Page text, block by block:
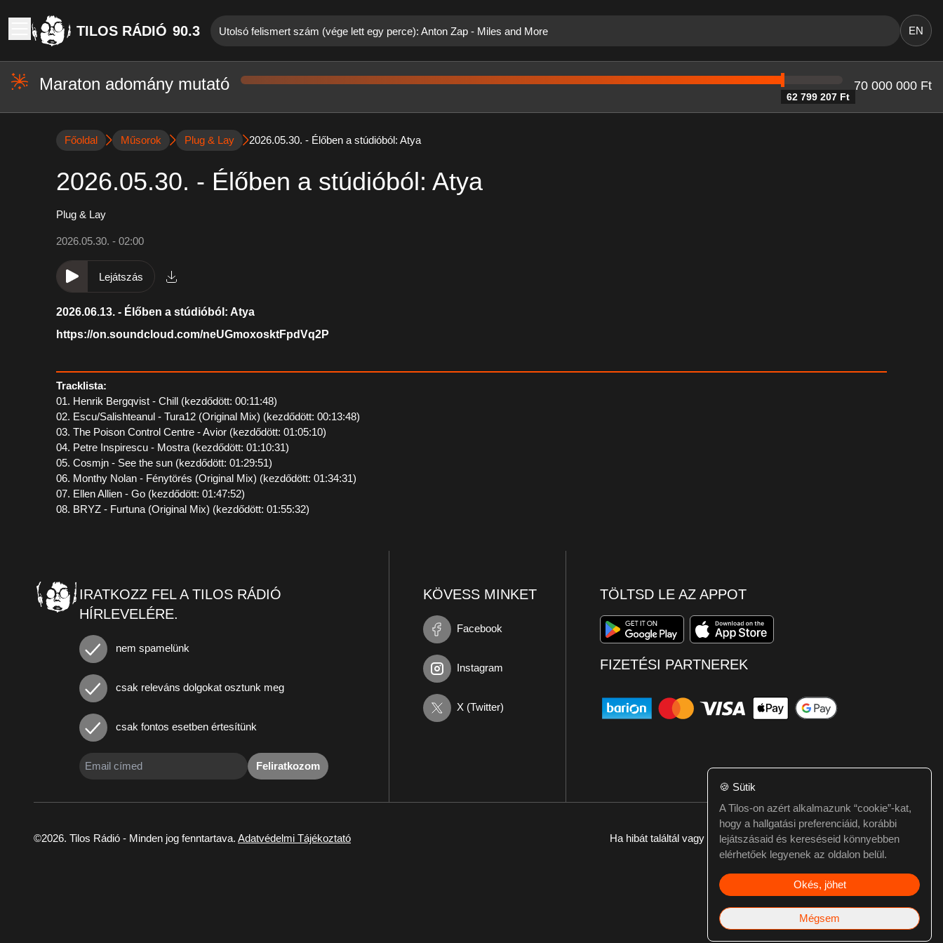
TILOS RÁDIÓ 90.3 Utolsó felismert szám (vége lett egy perce): Anton Zap - Miles and More EN
Maraton adomány mutató
62 799 207 Ft
70 000 000 Ft
Főoldal Műsorok Plug & Lay 2026.05.30. - Élőben a stúdióból: Atya
2026.05.30. - Élőben a stúdióból: Atya
Plug & Lay
2026.05.30. - 02:00
Lejátszás
2026.06.13. - Élőben a stúdióból: Atya
https://on.soundcloud.com/neUGmoxosktFpdVq2P
Tracklista:
01. Henrik Bergqvist - Chill (kezdődött: 00:11:48)
02. Escu/Salishteanul - Tura12 (Original Mix) (kezdődött: 00:13:48)
03. The Poison Control Centre - Avior (kezdődött: 01:05:10)
04. Petre Inspirescu - Mostra (kezdődött: 01:10:31)
05. Cosmjn - See the sun (kezdődött: 01:29:51)
06. Monthy Nolan - Fénytörés (Original Mix) (kezdődött: 01:34:31)
07. Ellen Allien - Go (kezdődött: 01:47:52)
08. BRYZ - Furtuna (Original Mix) (kezdődött: 01:55:32)
IRATKOZZ FEL A TILOS RÁDIÓ
HÍRLEVELÉRE.
nem spamelünk
csak releváns dolgokat osztunk meg
csak fontos esetben értesítünk
Feliratkozom
KÖVESS MINKET
Facebook
Instagram
X (Twitter)
TÖLTSD LE AZ APPOT
FIZETÉSI PARTNEREK
©2026. Tilos Rádió - Minden jog fenntartava. Adatvédelmi Tájékoztató Ha hibát találtál vagy kérdésed van itt jelezd:webmester@tilos.hu
🍪 Sütik
A Tilos-on azért alkalmazunk “cookie”-kat,
hogy a hallgatási preferenciáid, korábbi
lejátszásaid és kereséseid könnyebben
elérhetőek legyenek az oldalon belül.
Okés, jöhet
Mégsem